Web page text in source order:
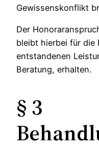
Gewissenskonflikt
Der
bleibt hierbei für die
entstandenen
Beratung, erhalten.
§ 3